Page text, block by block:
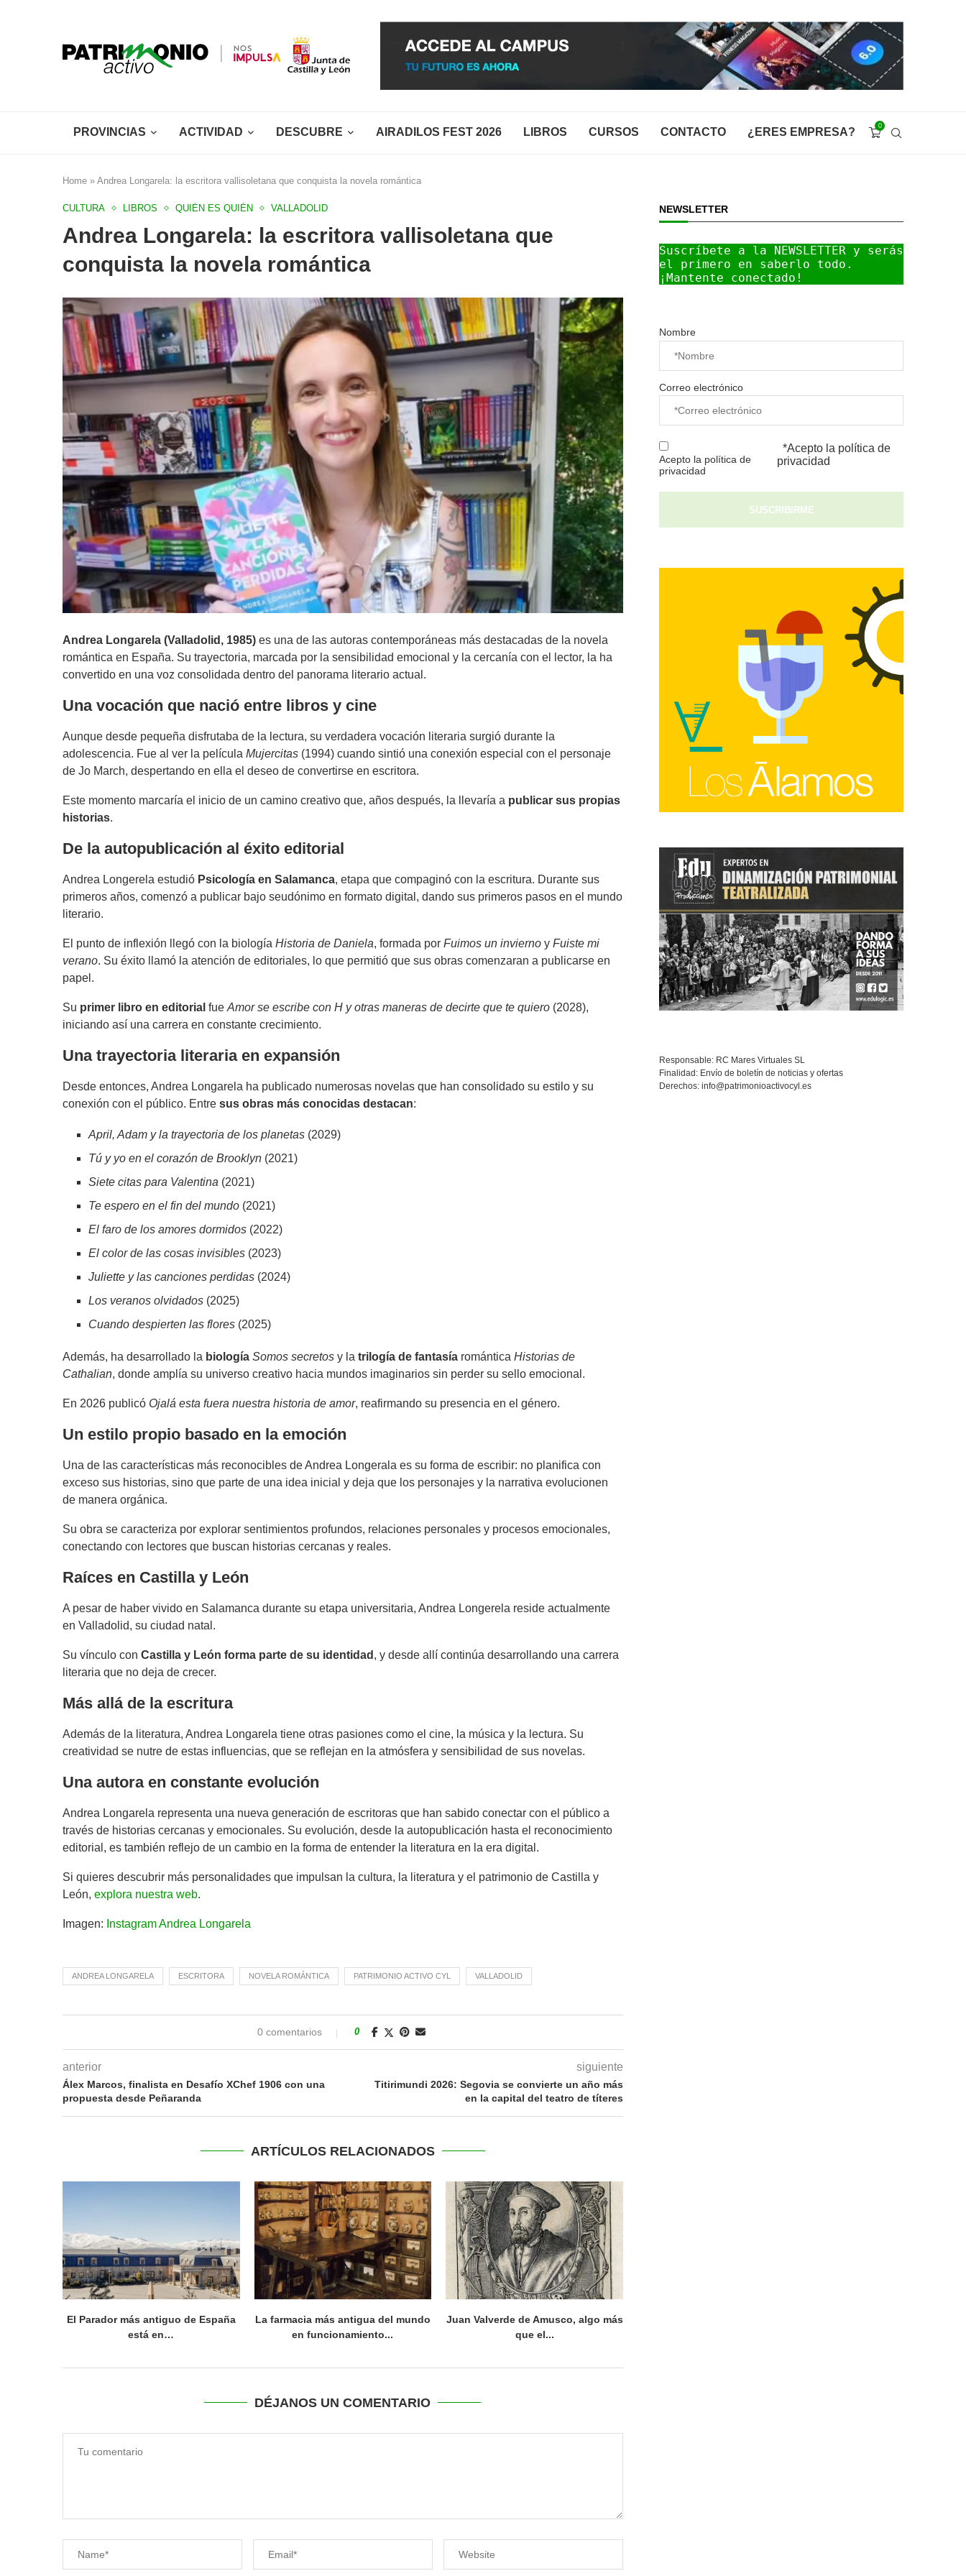
PROVINCIAS ACTIVIDAD DESCUBRE AIRADILOS FEST 2026 LIBROS CURSOS CONTACTO ¿ERES EMPRESA? 0
Home » Andrea Longarela: la escritora vallisoletana que conquista la novela romántica
CULTURA LIBROS QUIÉN ES QUIÉN VALLADOLID
Andrea Longarela: la escritora vallisoletana que
conquista la novela romántica
Andrea Longarela (Valladolid, 1985) es una de las autoras contemporáneas más destacadas de la novela
romántica en España. Su trayectoria, marcada por la sensibilidad emocional y la cercanía con el lector, la ha
convertido en una voz consolidada dentro del panorama literario actual.
Una vocación que nació entre libros y cine
Aunque desde pequeña disfrutaba de la lectura, su verdadera vocación literaria surgió durante la
adolescencia. Fue al ver la película Mujercitas (1994) cuando sintió una conexión especial con el personaje
de Jo March, despertando en ella el deseo de convertirse en escritora.
Este momento marcaría el inicio de un camino creativo que, años después, la llevaría a publicar sus propias
historias.
De la autopublicación al éxito editorial
Andrea Longerela estudió Psicología en Salamanca, etapa que compaginó con la escritura. Durante sus
primeros años, comenzó a publicar bajo seudónimo en formato digital, dando sus primeros pasos en el mundo
literario.
El punto de inflexión llegó con la biología Historia de Daniela, formada por Fuimos un invierno y Fuiste mi
verano. Su éxito llamó la atención de editoriales, lo que permitió que sus obras comenzaran a publicarse en
papel.
Su primer libro en editorial fue Amor se escribe con H y otras maneras de decirte que te quiero (2028),
iniciando así una carrera en constante crecimiento.
Una trayectoria literaria en expansión
Desde entonces, Andrea Longarela ha publicado numerosas novelas que han consolidado su estilo y su
conexión con el público. Entre sus obras más conocidas destacan:
April, Adam y la trayectoria de los planetas (2029)
Tú y yo en el corazón de Brooklyn (2021)
Siete citas para Valentina (2021)
Te espero en el fin del mundo (2021)
El faro de los amores dormidos (2022)
El color de las cosas invisibles (2023)
Juliette y las canciones perdidas (2024)
Los veranos olvidados (2025)
Cuando despierten las flores (2025)
Además, ha desarrollado la biología Somos secretos y la trilogía de fantasía romántica Historias de
Cathalian, donde amplía su universo creativo hacia mundos imaginarios sin perder su sello emocional.
En 2026 publicó Ojalá esta fuera nuestra historia de amor, reafirmando su presencia en el género.
Un estilo propio basado en la emoción
Una de las características más reconocibles de Andrea Longerala es su forma de escribir: no planifica con
exceso sus historias, sino que parte de una idea inicial y deja que los personajes y la narrativa evolucionen
de manera orgánica.
Su obra se caracteriza por explorar sentimientos profundos, relaciones personales y procesos emocionales,
conectando con lectores que buscan historias cercanas y reales.
Raíces en Castilla y León
A pesar de haber vivido en Salamanca durante su etapa universitaria, Andrea Longerela reside actualmente
en Valladolid, su ciudad natal.
Su vínculo con Castilla y León forma parte de su identidad , y desde allí continúa desarrollando una carrera
literaria que no deja de crecer.
Más allá de la escritura
Además de la literatura, Andrea Longarela tiene otras pasiones como el cine, la música y la lectura. Su
creatividad se nutre de estas influencias, que se reflejan en la atmósfera y sensibilidad de sus novelas.
Una autora en constante evolución
Andrea Longarela representa una nueva generación de escritoras que han sabido conectar con el público a
través de historias cercanas y emocionales. Su evolución, desde la autopublicación hasta el reconocimiento
editorial, es también reflejo de un cambio en la forma de entender la literatura en la era digital.
Si quieres descubrir más personalidades que impulsan la cultura, la literatura y el patrimonio de Castilla y
León, explora nuestra web.
Imagen: Instagram Andrea Longarela
ANDREA LONGARELA ESCRITORA NOVELA ROMÁNTICA PATRIMONIO ACTIVO CYL VALLADOLID
0 comentarios 0
anterior
Álex Marcos, finalista en Desafío XChef 1906 con una
propuesta desde Peñaranda
siguiente
Titirimundi 2026: Segovia se convierte un año más
en la capital del teatro de títeres
ARTÍCULOS RELACIONADOS
El Parador más antiguo de España
está en…
La farmacia más antigua del mundo
en funcionamiento...
Juan Valverde de Amusco, algo más
que el...
DÉJANOS UN COMENTARIO
NEWSLETTER
Suscríbete a la NEWSLETTER y serás
el primero en saberlo todo.
¡Mantente conectado!
Nombre
Correo electrónico
Acepto la política de
privacidad
*Acepto la política de
privacidad
Responsable: RC Mares Virtuales SL
Finalidad: Envío de boletín de noticias y ofertas
Derechos: info@patrimonioactivocyl.es